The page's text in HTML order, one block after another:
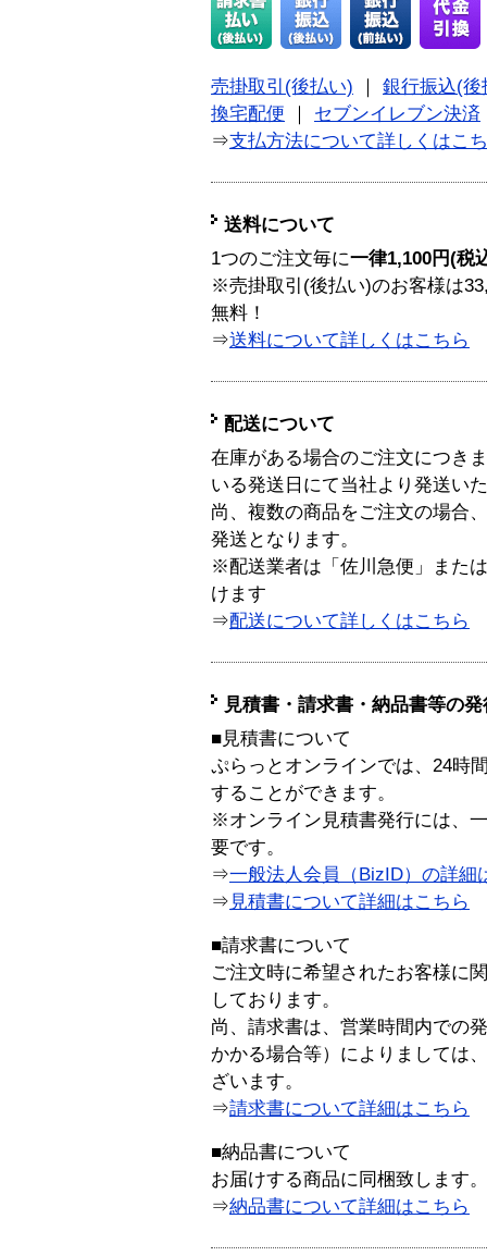
売掛取引(後払い)
銀行振込(後
換宅配便
セブンイレブン決済
⇒支払方法について詳しくはこ
送料について
1つのご注文毎に一律1,100円(税
※売掛取引(後払い)のお客様は
無料！
⇒送料について詳しくはこちら
配送について
在庫がある場合のご注文につき
いる発送日にて当社より発送い
尚、複数の商品をご注文の場合
発送となります。
※配送業者は「佐川急便」また
けます
⇒配送について詳しくはこちら
見積書・請求書・納品書等の
■見積書について
ぷらっとオンラインでは、24時
することができます。
※オンライン見積書発行には、
要です。
⇒一般法人会員（BizID）の詳細
⇒ 見積書について詳細はこちら
■請求書について
ご注文時に希望されたお客様に
しております。
尚、請求書は、営業時間内での
かかる場合等）によりましては
ざいます。
⇒請求書について詳細はこちら
■納品書について
お届けする商品に同梱致します。
⇒納品書について詳細はこちら